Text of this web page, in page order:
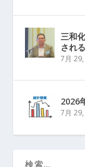
三和
される
7月
2026
7月